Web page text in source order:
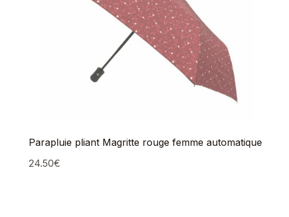
Parapluie pliant Magritte rouge femme automatique
24.50€